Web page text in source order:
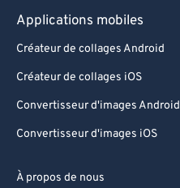
Applications mobiles
Créateur de collages Android
Créateur de collages iOS
Convertisseur d'images Android
Convertisseur d'images iOS
À propos de nous